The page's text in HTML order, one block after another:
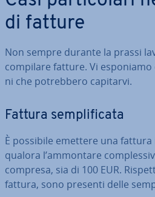
di fatture
Non sempre durante la prassi
compilare fatture. Vi
ni che po­treb­be­ro capitarvi.
Fattura sem­pli­fi­ca­ta
È possibile emettere una
qualora l’ammontare
compresa, sia di 100 EUR.
fattura, sono presenti delle